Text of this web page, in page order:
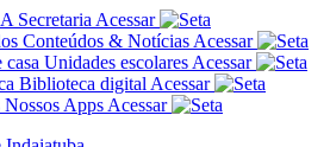
A Secretaria Acessar
Conteúdos & Notícias Acessar
Unidades escolares Acessar
Biblioteca digital Acessar
Nossos Apps Acessar